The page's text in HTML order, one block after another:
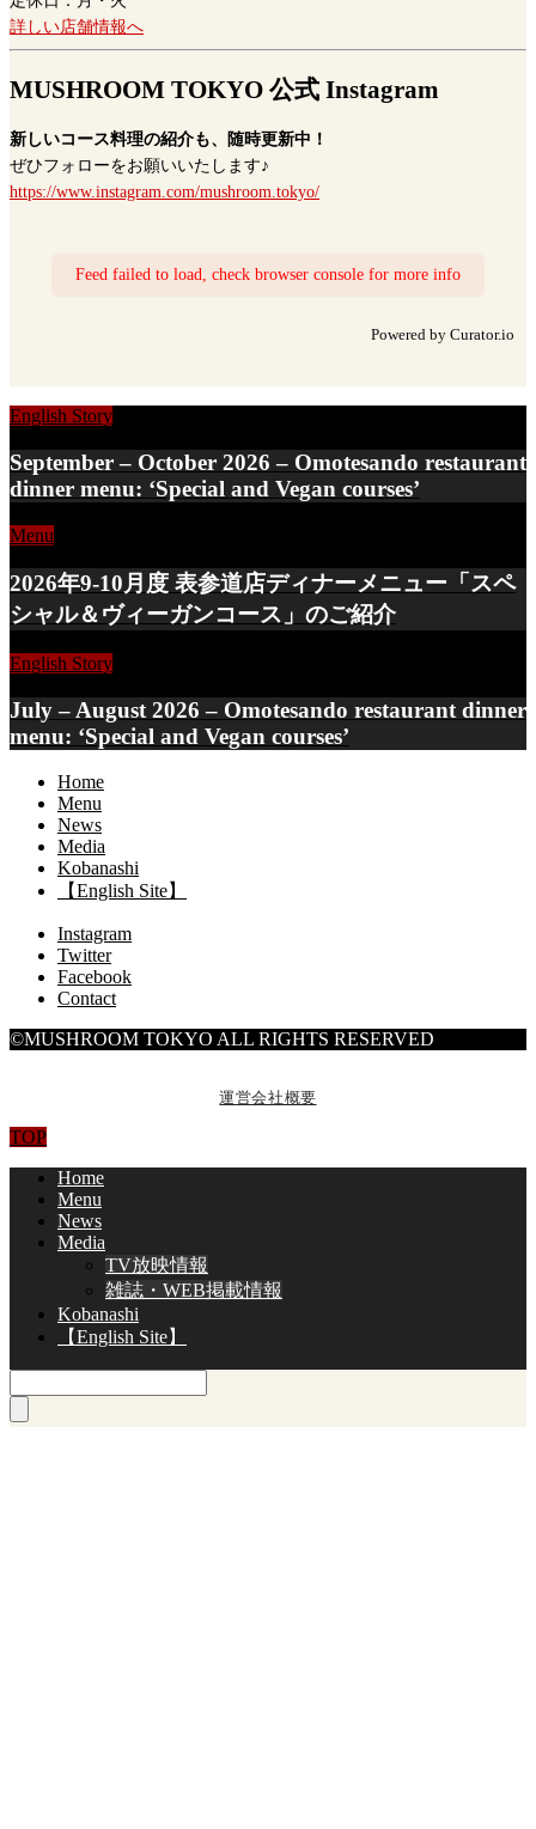
詳しい店舗情報へ
MUSHROOM TOKYO 公式 Instagram
新しいコース料理の紹介も、随時更新中！
ぜひフォローをお願いいたします♪
https://www.instagram.com/mushroom.tokyo/
Feed failed to load, check browser console for more info
Powered by Curator.io
English Story
September – October 2026 – Omotesando restaurant
dinner menu: ‘Special and Vegan courses’
Menu
2026年9-10月度 表参道店ディナーメニュー「スペ
シャル＆ヴィーガンコース」のご紹介
English Story
July – August 2026 – Omotesando restaurant dinner
menu: ‘Special and Vegan courses’
Home
Menu
News
Media
Kobanashi
【English Site】
Instagram
Twitter
Facebook
Contact
©MUSHROOM TOKYO ALL RIGHTS RESERVED
運営会社概要
TOP
Home
Menu
News
Media
TV放映情報
雑誌・WEB掲載情報
Kobanashi
【English Site】